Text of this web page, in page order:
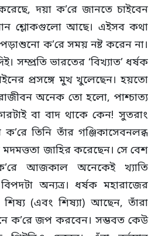
দয়া ক’রে জানতে চাইবেন
শ্লোকগুলো আছে। এইসব কথা
ক’রে সময় নষ্ট করেন না।
সম্প্রতি ভারতের ‘বিখ্যাত’ ধর্ষক
প্রসঙ্গে মুখ খুলেছেন। হয়তো
অনেক তো হলো, পাশ্চাত্য
বা বাদ থাকে কেন! সুতরাং
ক’রে তিনি তাঁর গঞ্জিকাসেবনলব্ধ
মদমত্ততা জাহির করেছেন। সে বেশ
আজকাল অনেকেই খ্যাতি
অন্যত্র। ধর্ষক মহারাজের
(এবং শিষ্যা) আছেন, তাঁরা
ক’রে জপ করবেন। সম্ভবত কেউ